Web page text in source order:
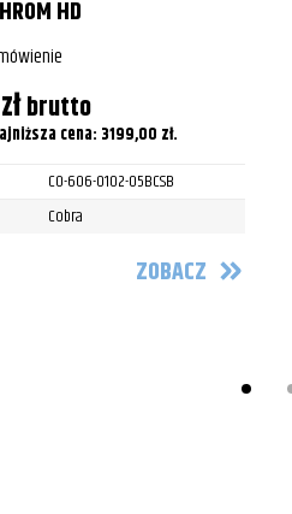
Glide
Street Glide
Street Glide
HD
złbrutto
cena: 3199,00 zł.
CO-606-0102-05BCSB
Cobra
ZOBACZ